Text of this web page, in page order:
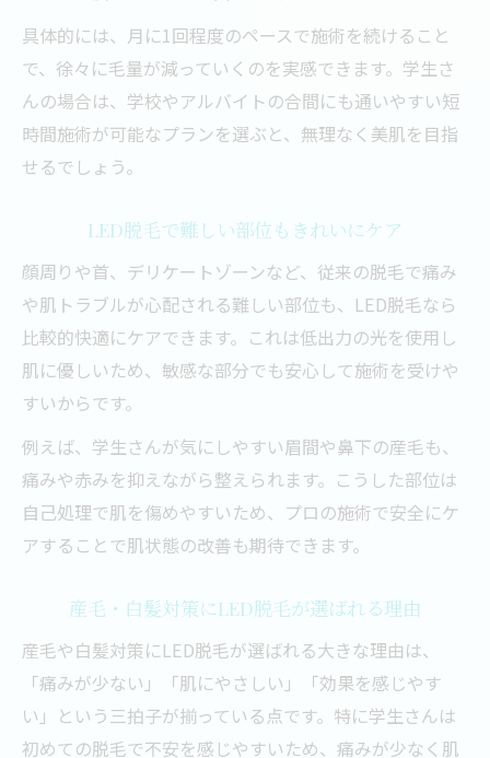
具体的には、月に1回程度のペースで施術を続けること
で、徐々に毛量が減っていくのを実感できます。学生さ
んの場合は、学校やアルバイトの合間にも通いやすい短
時間施術が可能なプランを選ぶと、無理なく美肌を目指
せるでしょう。
LED脱毛で難しい部位もきれいにケア
顔周りや首、デリケートゾーンなど、従来の脱毛で痛み
や肌トラブルが心配される難しい部位も、LED脱毛なら
比較的快適にケアできます。これは低出力の光を使用し
肌に優しいため、敏感な部分でも安心して施術を受けや
すいからです。
例えば、学生さんが気にしやすい眉間や鼻下の産毛も、
痛みや赤みを抑えながら整えられます。こうした部位は
自己処理で肌を傷めやすいため、プロの施術で安全にケ
アすることで肌状態の改善も期待できます。
産毛・白髪対策にLED脱毛が選ばれる理由
産毛や白髪対策にLED脱毛が選ばれる大きな理由は、
「痛みが少ない」「肌にやさしい」「効果を感じやす
い」という三拍子が揃っている点です。特に学生さんは
初めての脱毛で不安を感じやすいため、痛みが少なく肌